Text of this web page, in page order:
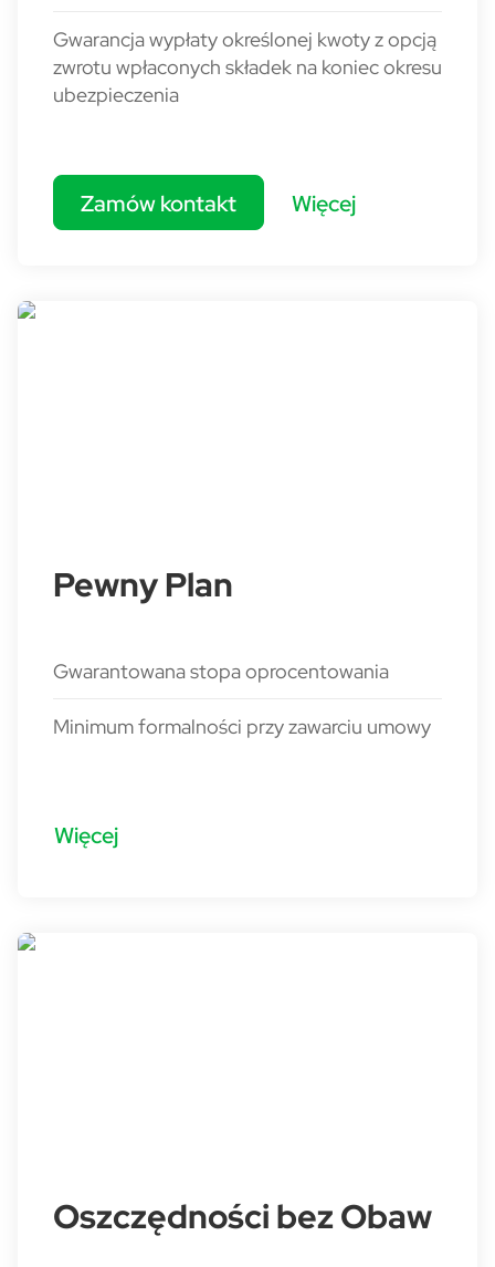
Gwarancja wypłaty określonej kwoty z opcją
zwrotu wpłaconych składek na koniec okresu
ubezpieczenia
Zamów kontakt Więcej
Pewny Plan
Gwarantowana stopa oprocentowania
Minimum formalności przy zawarciu umowy
Więcej
Oszczędności bez Obaw